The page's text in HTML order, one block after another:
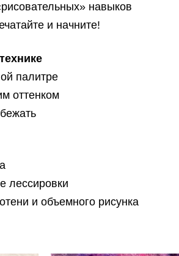
навыков
и начните!
палитре
оттенком
лессировки
и объемного рисунка